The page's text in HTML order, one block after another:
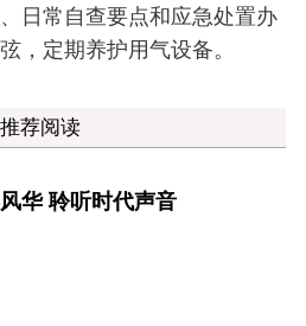
日常自查要点和应急处置办
，定期养护用气设备。
推荐阅读
华 聆听时代声音